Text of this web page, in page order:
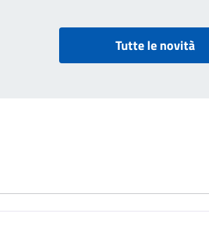
Tutte le novità